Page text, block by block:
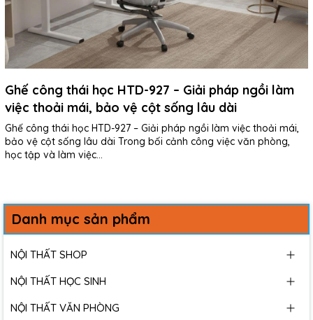
Ghế công thái học HTD-927 – Giải pháp ngồi làm
việc thoải mái, bảo vệ cột sống lâu dài
Ghế công thái học HTD-927 – Giải pháp ngồi làm việc thoải mái,
bảo vệ cột sống lâu dài Trong bối cảnh công việc văn phòng,
học tập và làm việc...
Danh mục sản phẩm
NỘI THẤT SHOP
NỘI THẤT HỌC SINH
NỘI THẤT VĂN PHÒNG